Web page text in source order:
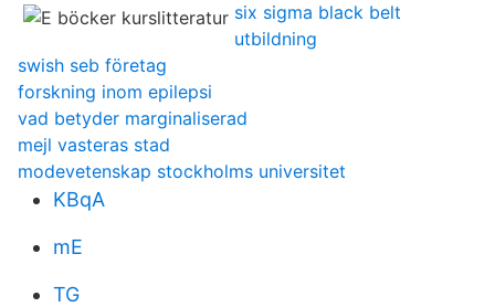
six sigma black belt
utbildning
swish seb företag
forskning inom epilepsi
vad betyder marginaliserad
mejl vasteras stad
modevetenskap stockholms universitet
KBqA
mE
TG